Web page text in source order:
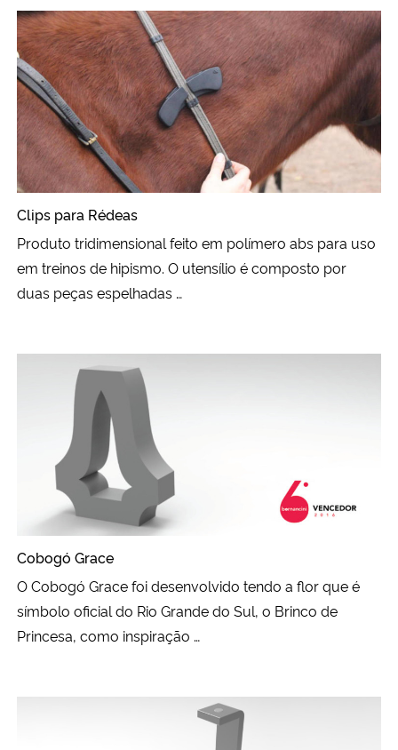
Clips para Rédeas
Produto tridimensional feito em polímero abs para uso
em treinos de hipismo. O utensílio é composto por
duas peças espelhadas …
Cobogó Grace
O Cobogó Grace foi desenvolvido tendo a flor que é
símbolo oficial do Rio Grande do Sul, o Brinco de
Princesa, como inspiração …